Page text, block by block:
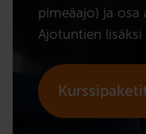
pimeäajo) ja osa
Ajotuntien